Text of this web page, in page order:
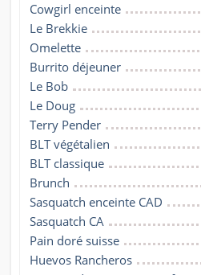
Cowgirl enceinte
Le Brekkie
Omelette
Burrito déjeuner
Le Bob
Le Doug
Terry Pender
BLT végétalien
BLT classique
Brunch
Sasquatch enceinte CAD
Sasquatch CA
Pain doré suisse
Huevos Rancheros